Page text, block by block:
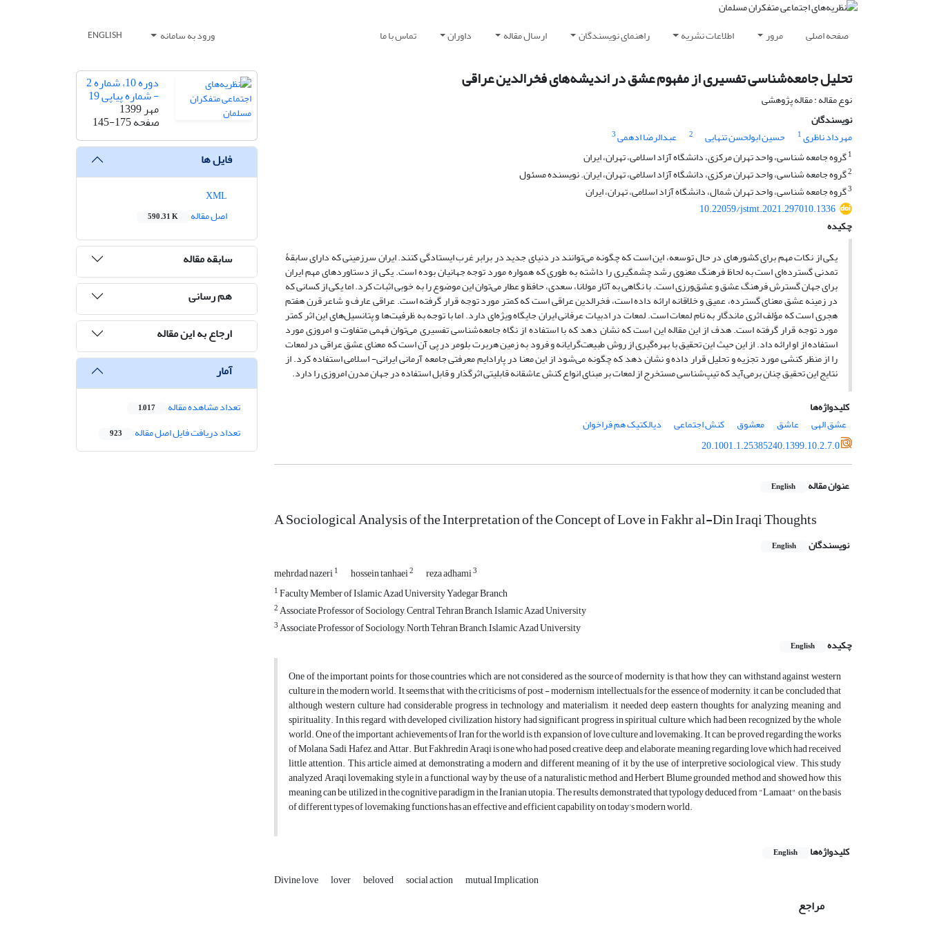
صفحه اصلی مرور اطلاعات نشریه راهنمای نویسندگان ارسال مقاله داوران تماس با ما ورود به سامانه ENGLISH
تحلیل جامعه‌شناسی تفسیری از مفهوم عشق در اندیشه‌های فخرالدین عراقی
نوع مقاله : مقاله پژوهشی
نویسندگان
مهرداد ناظری1 حسین ابولحسن تنهایی 2 عبدالرضا ادهمی3
1گروه جامعه شناسی، واحد تهران مرکزی، دانشگاه آزاد اسلامی، تهران، ایران
2گروه جامعه شناسی، واحد تهران مرکزی، دانشگاه آزاد اسلامی، تهران، ایران. نویسنده مسئول
3گروه جامعه شناسی، واحد تهران شمال، دانشگاه آزاد اسلامی، تهران، ایران
10.22059/jstmt.2021.297010.1336
چکیده
یکی از نکات مهم برای کشورهای در حال توسعه، این است که چگونه می‌توانند در دنیای جدید در برابر غرب ایستادگی کنند. ایران سرزمینی که دارای سابقۀ
تمدنی گسترده‌ای است به لحاظ فرهنگ معنوی رشد چشمگیری را داشته به طوری که همواره مورد توجه جهانیان بوده است. یکی از دستاوردهای مهم ایران
برای جهان گسترش فرهنگ عشق و عشق‌ورزی است. با نگاهی به آثار مولانا، سعدی، حافظ و عطار می‌توان این موضوع را به خوبی اثبات کرد. اما یکی از کسانی که
در زمینه عشق معنای گسترده، عمیق و خلاقانه ارائه داده است، فخرالدین عراقی است که کمتر مورد توجه قرار گرفته است. عراقی عارف و شاعر قرن هفتم
هجری است که مؤلف اثری ماندگار به نام لمعات است. لمعات در ادبیات عرفانی ایران جایگاه ویژه‌ای دارد. اما با توجه به ظرفیت‌ها و پتانسیل‌های این اثر کمتر
مورد توجه قرار گرفته است. هدف از این مقاله این است که نشان دهد که با استفاده از نگاه جامعه‌شناسی تفسیری می‌توان فهمی متفاوت و امروزی مورد
استفاده از او ارائه داد. از این حیث این تحقیق با بهره‌گیری از روش طبیعت‌گرایانه و فرود به زمین هربرت بلومر در پی آن است که معنای عشق عراقی در لمعات
را از منظر کنشی مورد تجزیه و تحلیل قرار داده و نشان دهد که چگونه می‌شود از این معنا در پارادایم معرفتی جامعه آرمانی ایرانی- اسلامی استفاده کرد. از
نتایج این تحقیق چنان برمی‌آید که تیپ‌شناسی مستخرج از لمعات بر مبنای انواع کنش عاشقانه قابلیتی اثرگذار و قابل استفاده در جهان مدرن امروزی را دارد.
کلیدواژه‌ها
عشق الهی
عاشق معشوق کنش اجتماعی
دیالکتیک هم فراخوان
20.1001.1.25385240.1399.10.2.7.0
عنوان مقاله English
A Sociological Analysis of the Interpretation of the Concept of Love in Fakhr al-Din Iraqi Thoughts
نویسندگان English
mehrdad nazeri1 hossein tanhaei2 reza adhami3
1Faculty Member of Islamic Azad University Yadegar Branch
2Associate Professor of Sociology, Central Tehran Branch, Islamic Azad University
3Associate Professor of Sociology, North Tehran Branch, Islamic Azad University
چکیده
English
One of the important points for those countries which are not considered as the source of modernity is that how they can withstand against western
culture in the modern world. It seems that with the criticisms of post - modernism intellectuals for the essence of modernity, it can be concluded that
although western culture had considerable progress in technology and materialism, it needed deep eastern thoughts for analyzing meaning and
spirituality. In this regard, with developed civilization history had significant progress in spiritual culture which had been recognized by the whole
world. One of the important achievements of Iran for the world is th expansion of love culture and lovemaking. It can be proved regarding the works
of Molana, Sadi, Hafez, and Attar. But Fakhredin Araqi is one who had posed creative, deep, and elaborate meaning regarding love which had received
little attention. This article aimed at demonstrating a modern and different meaning of it by the use of interpretive sociological view. This study
analyzed Araqi lovemaking style in a functional way by the use of a naturalistic method and Herbert Blume grounded method and showed how this
meaning can be utilized in the cognitive paradigm in the Iranian utopia. The results demonstrated that typology deduced from "Lamaat" on the basis
of different types of lovemaking functions has an effective and efficient capability on today's modern world.
کلیدواژه‌ها English
Divine love lover beloved social action mutual Implication
مراجع
دوره 10، شماره 2
- شماره پیاپی 19
مهر 1399
صفحه145-175
فایل ها
اصل مقاله
590.31 K
سابقه مقاله
هم رسانی
ارجاع به این مقاله
آمار
تعداد مشاهده مقاله 1,017
تعداد دریافت فایل اصل مقاله 923